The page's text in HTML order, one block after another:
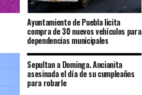
Ayuntamiento de Puebla licita
compra de 30 nuevos vehículos para
dependencias municipales
Sepultan a Dominga. Ancianita
asesinada el día de su cumpleaños
para robarle